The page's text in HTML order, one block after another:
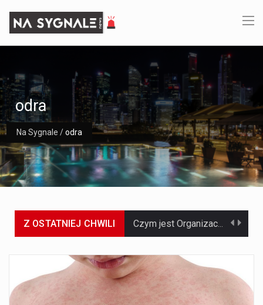
Na Sygnale /odra
odra
Z OSTATNIEJ CHWILI Czym jest Organizacja Traktatu Północnoatlantyckiego? Organizacja Traktatu Północnoatlantyckiego, powszechnie znana jako NATO, to międzynarodowy sojusz polityczno-wojskowy, który powstał 4 kwietnia 1949 roku. Został założony przez…